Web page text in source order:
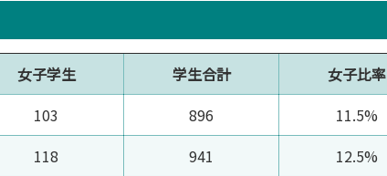
女子学生 学生合計
女子比率
103 896
11.5%
118 941
12.5%